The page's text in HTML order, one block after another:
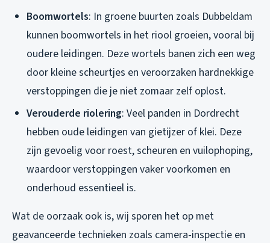
Boomwortels: In groene buurten zoals Dubbeldam
kunnen boomwortels in het riool groeien, vooral bij
oudere leidingen. Deze wortels banen zich een weg
door kleine scheurtjes en veroorzaken hardnekkige
verstoppingen die je niet zomaar zelf oplost.
Verouderde riolering: Veel panden in Dordrecht
hebben oude leidingen van gietijzer of klei. Deze
zijn gevoelig voor roest, scheuren en vuilophoping,
waardoor verstoppingen vaker voorkomen en
onderhoud essentieel is.
Wat de oorzaak ook is, wij sporen het op met
geavanceerde technieken zoals camera-inspectie en